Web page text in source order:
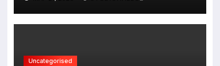
до руководителя
Uncategorised